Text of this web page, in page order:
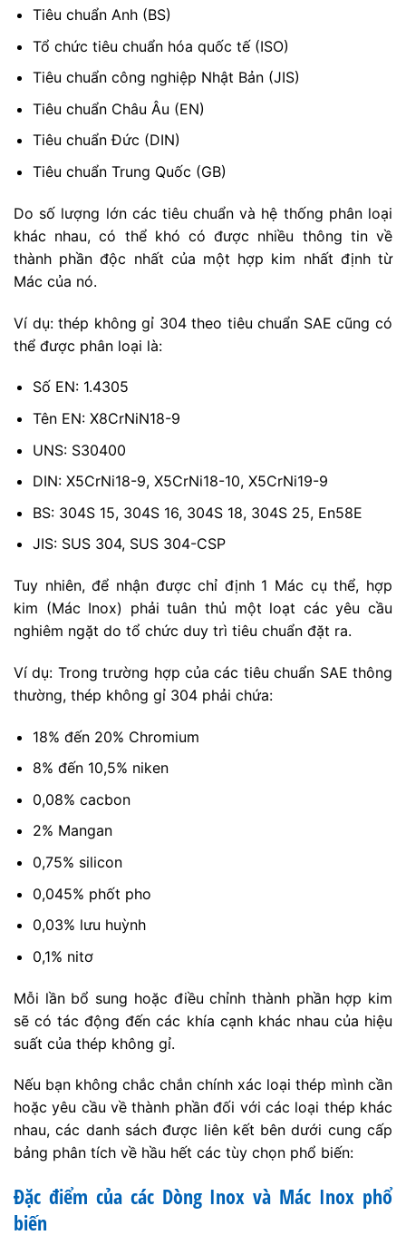
Tiêu chuẩn Anh (BS)
Tổ chức tiêu chuẩn hóa quốc tế (ISO)
Tiêu chuẩn công nghiệp Nhật Bản (JIS)
Tiêu chuẩn Châu Âu (EN)
Tiêu chuẩn Đức (DIN)
Tiêu chuẩn Trung Quốc (GB)
Do số lượng lớn các tiêu chuẩn và hệ thống phân loại
khác nhau, có thể khó có được nhiều thông tin về
thành phần độc nhất của một hợp kim nhất định từ
Mác của nó.
Ví dụ: thép không gỉ 304 theo tiêu chuẩn SAE cũng có
thể được phân loại là:
Số EN: 1.4305
Tên EN: X8CrNiN18-9
UNS: S30400
DIN: X5CrNi18-9, X5CrNi18-10, X5CrNi19-9
BS: 304S 15, 304S 16, 304S 18, 304S 25, En58E
JIS: SUS 304, SUS 304-CSP
Tuy nhiên, để nhận được chỉ định 1 Mác cụ thể, hợp
kim (Mác Inox) phải tuân thủ một loạt các yêu cầu
nghiêm ngặt do tổ chức duy trì tiêu chuẩn đặt ra.
Ví dụ: Trong trường hợp của các tiêu chuẩn SAE thông
thường, thép không gỉ 304 phải chứa:
18% đến 20% Chromium
8% đến 10,5% niken
0,08% cacbon
2% Mangan
0,75% silicon
0,045% phốt pho
0,03% lưu huỳnh
0,1% nitơ
Mỗi lần bổ sung hoặc điều chỉnh thành phần hợp kim
sẽ có tác động đến các khía cạnh khác nhau của hiệu
suất của thép không gỉ.
Nếu bạn không chắc chắn chính xác loại thép mình cần
hoặc yêu cầu về thành phần đối với các loại thép khác
nhau, các danh sách được liên kết bên dưới cung cấp
bảng phân tích về hầu hết các tùy chọn phổ biến:
Đặc điểm của các Dòng Inox và Mác Inox phổ
biến